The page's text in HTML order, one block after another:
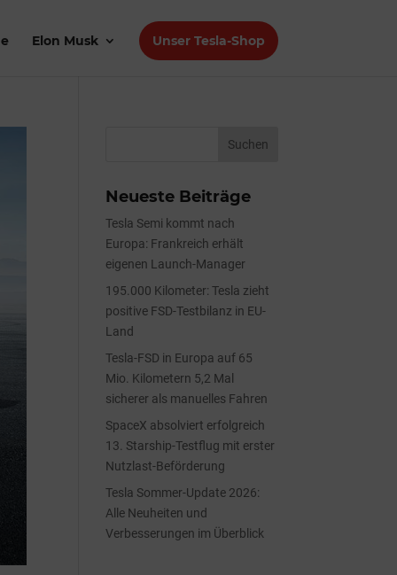
Elon Musk Unser Tesla-Shop
Neueste Beiträge
Tesla Semi kommt nach
Europa: Frankreich erhält
eigenen Launch-Manager
195.000 Kilometer: Tesla zieht
positive FSD-Testbilanz in EU-
Land
Tesla-FSD in Europa auf 65
Mio. Kilometern 5,2 Mal
sicherer als manuelles Fahren
SpaceX absolviert erfolgreich
13. Starship-Testflug mit erster
Nutzlast-Beförderung
Tesla Sommer-Update 2026:
Alle Neuheiten und
Verbesserungen im Überblick